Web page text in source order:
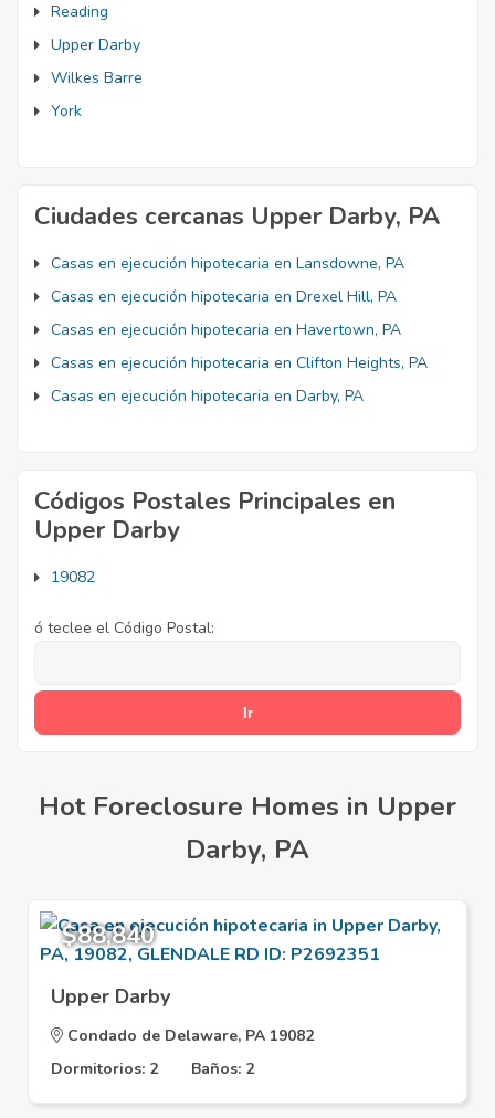
Reading
Upper Darby
Wilkes Barre
York
Ciudades cercanas Upper Darby, PA
Casas en ejecución hipotecaria en Lansdowne, PA
Casas en ejecución hipotecaria en Drexel Hill, PA
Casas en ejecución hipotecaria en Havertown, PA
Casas en ejecución hipotecaria en Clifton Heights, PA
Casas en ejecución hipotecaria en Darby, PA
Códigos Postales Principales en
Upper Darby
19082
ó teclee el Código Postal:
Hot Foreclosure Homes in Upper
Darby, PA
$88,840
Upper Darby
Condado de Delaware, PA 19082
Dormitorios: 2
Baños: 2